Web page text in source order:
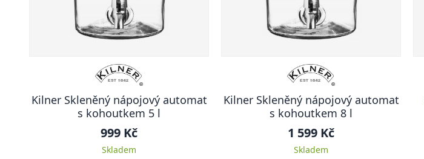
Kilner Skleněný nápojový automat
s kohoutkem 5 l
999 Kč
Skladem
Kilner Skleněný nápojový automat
s kohoutkem 8 l
1 599 Kč
Skladem